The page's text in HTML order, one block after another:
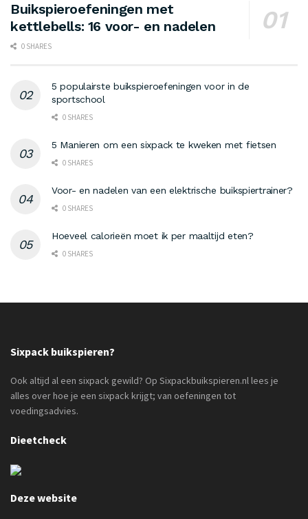
Buikspieroefeningen met
kettlebells: 16 voor- en nadelen
0 SHARES
5 populairste buikspieroefeningen voor in de
sportschool
0 SHARES
5 Manieren om een sixpack te kweken met fietsen
0 SHARES
Voor- en nadelen van een elektrische buikspiertrainer?
0 SHARES
Hoeveel calorieën moet ik per maaltijd eten?
0 SHARES
Sixpack buikspieren?
Ook altijd al een sixpack gewild? Op Sixpackbuikspieren.nl lees je
alles over hoe je een sixpack krijgt; van oefeningen tot
voedingsadvies.
Dieetcheck
Deze website